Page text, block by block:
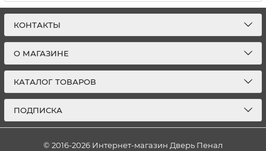
КОНТАКТЫ
О МАГАЗИНЕ
КАТАЛОГ ТОВАРОВ
ПОДПИСКА
© 2016-2026 Интернет-магазин Дверь Пенал